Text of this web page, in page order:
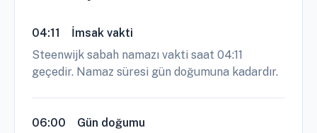
04:11
İmsak vakti
Steenwijk sabah namazı vakti saat 04:11
geçedir. Namaz süresi gün doğumuna kadardır.
06:00
Gün doğumu